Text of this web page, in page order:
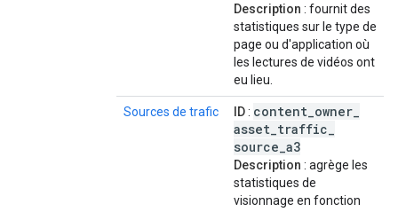
Description : fournit des
statistiques sur le type de
page ou d'application où
les lectures de vidéos ont
eu lieu.
Sources de trafic ID: content owner
asset traffic
source a3
Description : agrège les
statistiques de
visionnage en fonction